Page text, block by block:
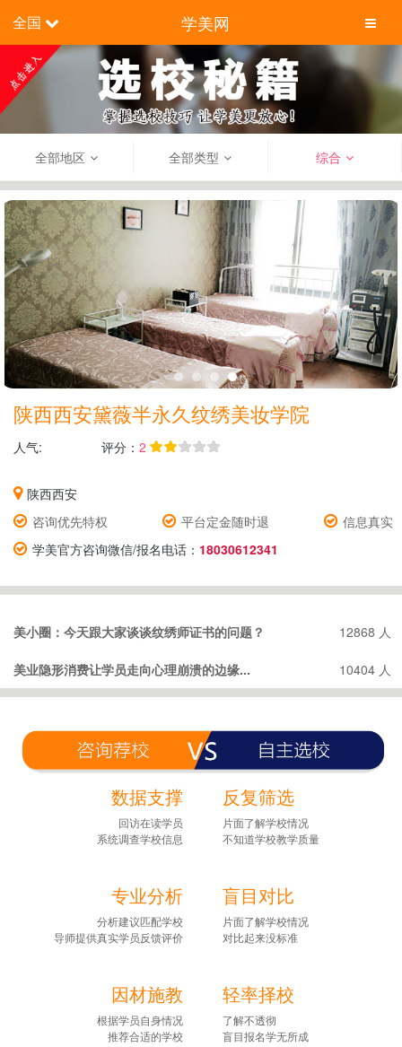
全国 学美网
全部地区 全部类型 综合
陕西西安黛薇半永久纹绣美妆学院
人气: 评分： 2
陕西西安
咨询优先特权
平台定金随时退
信息真实
学美官方咨询微信/报名电话： 18030612341
美小圈：今天跟大家谈谈纹绣师证书的问题？ 12868 人
美业隐形消费让学员走向心理崩溃的边缘... 10404 人
数据支撑
回访在读学员
系统调查学校信息
反复筛选
片面了解学校情况
不知道学校教学质量
专业分析
分析建议匹配学校
导师提供真实学员反馈评价
盲目对比
片面了解学校情况
对比起来没标准
因材施教
根据学员自身情况
推荐合适的学校
轻率择校
了解不透彻
盲目报名学无所成